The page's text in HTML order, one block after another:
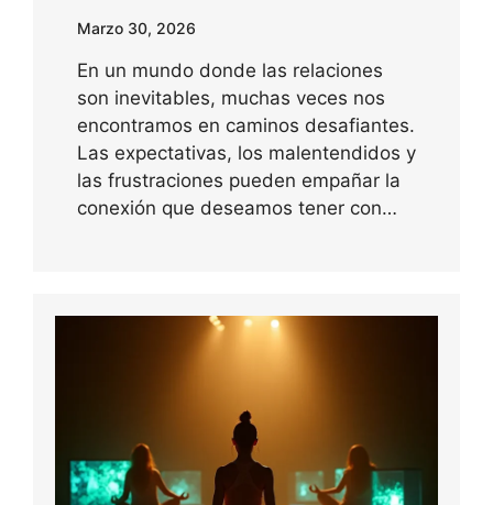
Marzo 30, 2026
En un mundo donde las relaciones
son inevitables, muchas veces nos
encontramos en caminos desafiantes.
Las expectativas, los malentendidos y
las frustraciones pueden empañar la
conexión que deseamos tener con…